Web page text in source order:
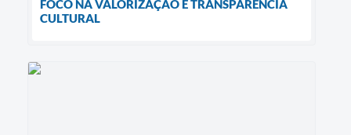
FOCO NA VALORIZAÇÃO E TRANSPARÊNCIA
CULTURAL